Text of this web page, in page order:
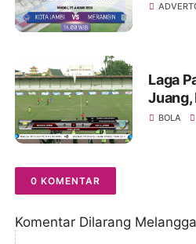
Laga
Juang,
BOLA
0 KOMENTAR
Komentar Dilarang